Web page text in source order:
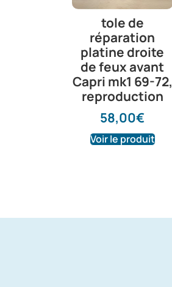
tole de
réparation
platine droite
de feux avant
Capri mk1 69-72,
reproduction
58,00€
Voir le produit